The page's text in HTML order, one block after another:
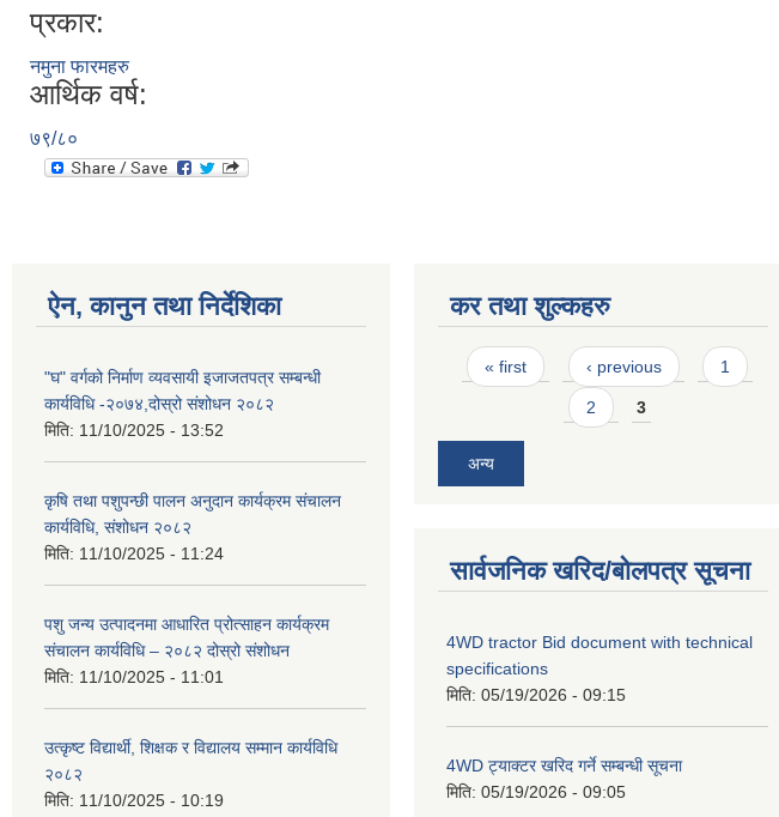
प्रकार:
नमुना फारमहरु
आर्थिक वर्ष:
७९/८०
ऐन, कानुन तथा निर्देशिका
"घ" वर्गको निर्माण व्यवसायी इजाजतपत्र सम्बन्धी
कार्यविधि -२०७४,दोस्रो संशोधन २०८२
मिति: 11/10/2025 - 13:52
कृषि तथा पशुपन्छी पालन अनुदान कार्यक्रम संचालन
कार्यविधि, संशोधन २०८२
मिति: 11/10/2025 - 11:24
पशु जन्य उत्पादनमा आधारित प्रोत्साहन कार्यक्रम
संचालन कार्यविधि – २०८२ दोस्रो संशोधन
मिति: 11/10/2025 - 11:01
उत्कृष्ट विद्यार्थी, शिक्षक र विद्यालय सम्मान कार्यविधि
२०८२
मिति: 11/10/2025 - 10:19
कर तथा शुल्कहरु
Pages
« first ‹ previous 1
2 3
अन्य
सार्वजनिक खरिद/बोलपत्र सूचना
4WD tractor Bid document with technical
specifications
मिति: 05/19/2026 - 09:15
4WD ट्याक्टर खरिद गर्ने सम्बन्धी सूचना
मिति: 05/19/2026 - 09:05